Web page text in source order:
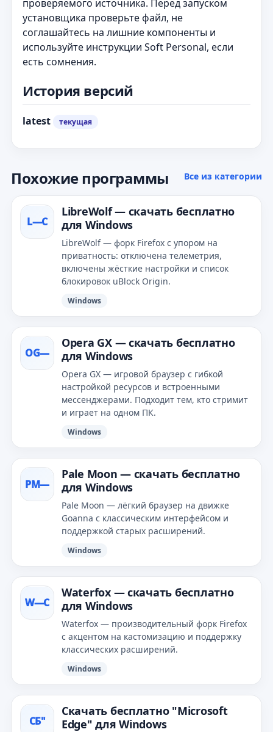
проверяемого источника. Перед запуском
установщика проверьте файл, не
соглашайтесь на лишние компоненты и
используйте инструкции Soft Personal, если
есть сомнения.
История версий
latest текущая
Похожие программы Все из категории
L—С
LibreWolf — скачать бесплатно
для Windows
LibreWolf — форк Firefox с упором на
приватность: отключена телеметрия,
включены жёсткие настройки и список
блокировок uBlock Origin.
Windows
OG—
Opera GX — скачать бесплатно
для Windows
Opera GX — игровой браузер с гибкой
настройкой ресурсов и встроенными
мессенджерами. Подходит тем, кто стримит
и играет на одном ПК.
Windows
PM—
Pale Moon — скачать бесплатно
для Windows
Pale Moon — лёгкий браузер на движке
Goanna с классическим интерфейсом и
поддержкой старых расширений.
Windows
W—С
Waterfox — скачать бесплатно
для Windows
Waterfox — производительный форк Firefox
с акцентом на кастомизацию и поддержку
классических расширений.
Windows
СБ"
Скачать бесплатно "Microsoft
Edge" для Windows